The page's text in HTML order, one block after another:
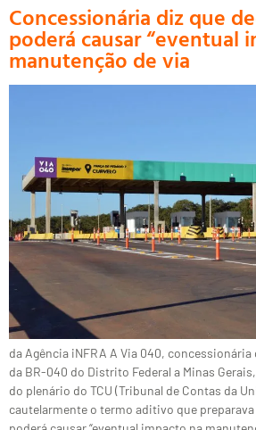
Concessionária diz que
poderá causar “eventual
manutenção de via
da Agência iNFRA A Via 040,
da BR-040 do Distrito Federal a Minas
do plenário do TCU (Tribunal de Contas da
cautelarmente o termo aditivo que